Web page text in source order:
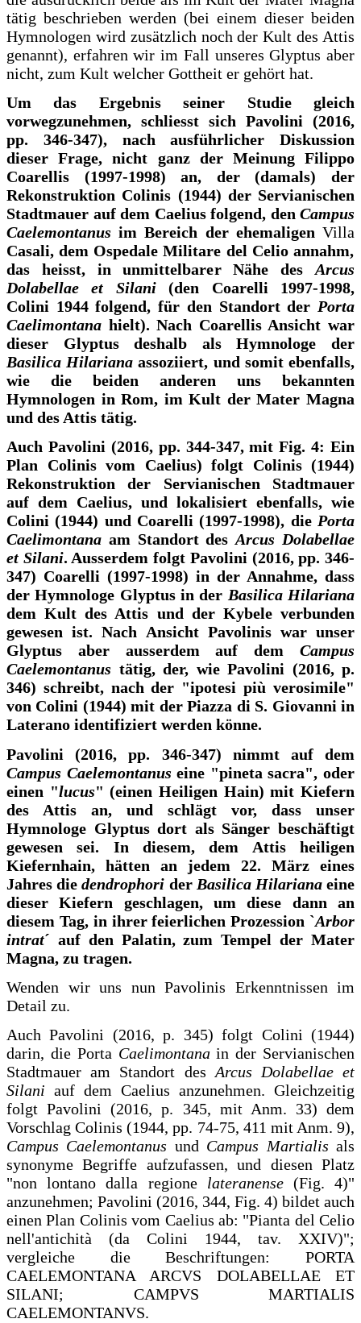
tätig beschrieben werden (bei einem dieser beiden
Hymnologen wird zusätzlich noch der Kult des Attis
genannt), erfahren wir im Fall unseres Glyptus aber
nicht, zum Kult welcher Gottheit er gehört hat.
Um das Ergebnis seiner Studie gleich
vorwegzunehmen, schliesst sich Pavolini (2016,
pp. 346-347), nach ausführlicher Diskussion
dieser Frage, nicht ganz der Meinung Filippo
Coarellis (1997-1998) an, der (damals) der
Rekonstruktion Colinis (1944) der Servianischen
Stadtmauer auf dem Caelius folgend, den Campus
Caelemontanus im Bereich der ehemaligen Villa
Casali, dem Ospedale Militare del Celio annahm,
das heisst, in unmittelbarer Nähe des Arcus
Dolabellae et Silani(den Coarelli 1997-1998,
Colini 1944 folgend, für den Standort der Porta
Caelimontana hielt). Nach Coarellis Ansicht war
dieser Glyptus deshalb als Hymnologe der
Basilica Hilariana assoziiert, und somit ebenfalls,
wie die beiden anderen uns bekannten
Hymnologen in Rom, im Kult der Mater Magna
und des Attis tätig.
Auch Pavolini (2016, pp. 344-347, mit Fig. 4: Ein
Plan Colinis vom Caelius) folgt Colinis (1944)
Rekonstruktion der Servianischen Stadtmauer
auf dem Caelius, und lokalisiert ebenfalls, wie
Colini (1944) und Coarelli (1997-1998), die Porta
Caelimontana am Standort desArcus Dolabellae
et Silani. Ausserdem folgt Pavolini (2016, pp. 346-
347) Coarelli (1997-1998) in der Annahme, dass
der Hymnologe Glyptus in der Basilica Hilariana
dem Kult des Attis und der Kybele verbunden
gewesen ist. Nach Ansicht Pavolinis war unser
Glyptus aber ausserdem auf dem Campus
Caelemontanus tätig, der, wie Pavolini (2016, p.
346) schreibt, nach der "ipotesi più verosimile"
von Colini (1944) mit der Piazza di S. Giovanni in
Laterano identifiziert werden könne.
Pavolini (2016, pp. 346-347) nimmt auf dem
Campus Caelemontanus eine "pineta sacra", oder
einen "lucus" (einen Heiligen Hain) mit Kiefern
des Attis an, und schlägt vor, dass unser
Hymnologe Glyptus dort als Sänger beschäftigt
gewesen sei. In diesem, dem Attis heiligen
Kiefernhain, hätten an jedem 22. März eines
Jahres diedendrophori der Basilica Hilarianaeine
dieser Kiefern geschlagen, um diese dann an
diesem Tag, in ihrer feierlichen Prozession `Arbor
intrat´ auf den Palatin, zum Tempel der Mater
Magna, zu tragen.
Wenden wir uns nun Pavolinis Erkenntnissen im
Detail zu.
Auch Pavolini (2016, p. 345) folgt Colini (1944)
darin, die Porta Caelimontanain der Servianischen
Stadtmauer am Standort des Arcus Dolabellae et
Silani auf dem Caelius anzunehmen. Gleichzeitig
folgt Pavolini (2016, p. 345, mit Anm. 33) dem
Vorschlag Colinis (1944, pp. 74-75, 411 mit Anm. 9),
Campus Caelemontanus und Campus Martialis als
synonyme Begriffe aufzufassen, und diesen Platz
"non lontano dalla regione lateranense(Fig. 4)"
anzunehmen; Pavolini (2016, 344, Fig. 4) bildet auch
einen Plan Colinis vom Caelius ab: "Pianta del Celio
nell'antichità (da Colini 1944, tav. XXIV)";
vergleiche die Beschriftungen: PORTA
CAELEMONTANA ARCVS DOLABELLAE ET
SILANI; CAMPVS MARTIALIS
CAELEMONTANVS.